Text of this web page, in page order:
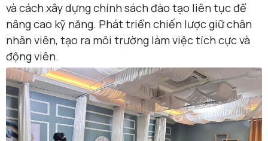
và cách xây dựng chính sách đào tạo liên tục để
nâng cao kỹ năng. Phát triển chiến lược giữ chân
nhân viên, tạo ra môi trường làm việc tích cực và
động viên.